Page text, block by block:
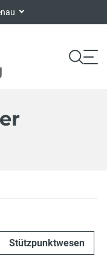
Stützpunktwesen